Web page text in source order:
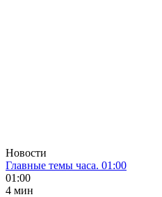
Новости
Главные темы часа. 01:00
01:00
4 мин